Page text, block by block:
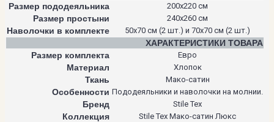
Размер пододеяльника
200х220 см
Размер простыни 240х260 см
Наволочки в комплекте 50х70 см (2 шт.) и 70х70 см (2 шт.)
ХАРАКТЕРИСТИКИ ТОВАРА
Размер комплекта
Евро
Материал Хлопок
Ткань Мако-сатин
Особенности Пододеяльники и наволочки на молнии.
Бренд Stile Tex
Коллекция Stile Tex Мако-сатин Люкс